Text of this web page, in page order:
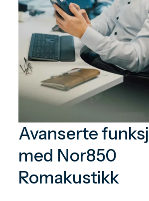
Avanserte
med Nor850
Romakustikk